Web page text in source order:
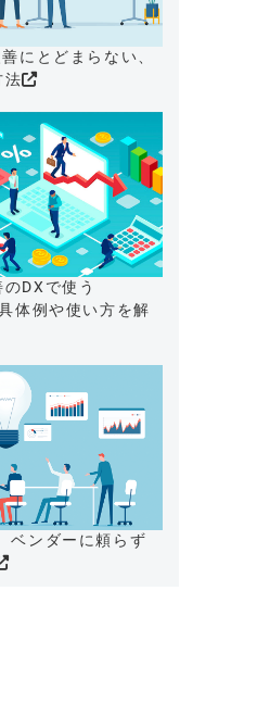
にとどまらない、
法
DXで使う
体例や使い方を解
ベンダーに頼らず